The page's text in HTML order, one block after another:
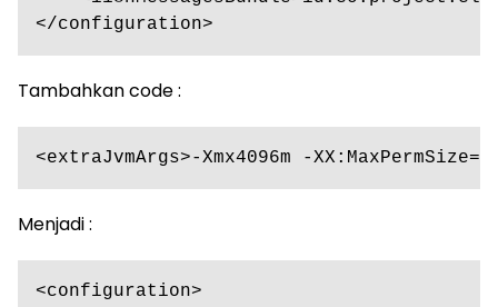
</configuration>
Tambahkan code :
<extraJvmArgs>-Xmx4096m -
Menjadi :
<configuration>